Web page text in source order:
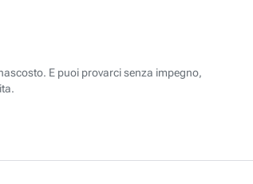
E puoi provarci senza impegno,